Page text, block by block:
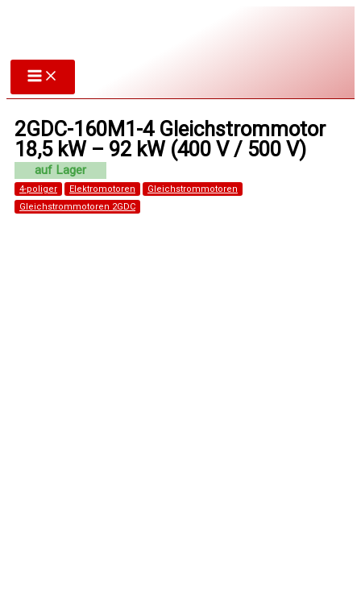
springen
2GDC-160M1-4 Gleichstrommotor
18,5 kW – 92 kW (400 V / 500 V)
4-poliger Elektromotoren
Gleichstrommotoren
Gleichstrommotoren 2GDC